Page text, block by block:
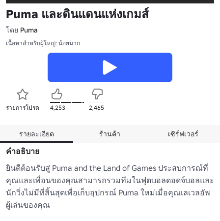
Puma และดินแดนแห่งเกมส์
โดย Puma
เนื้อหาสำหรับผู้ใหญ่: น้อยมาก
รายการโปรด 4,253 2,465
รายละเอียด ร้านค้า เซิร์ฟเวอร์
คำอธิบาย
ยินดีต้อนรับสู่ Puma and the Land of Games ประสบการณ์ที่
คุณและเพื่อนของคุณสามารถรวมทีมในฟุตบอลดอดจ์บอลและ
นักวิ่งไม่มีที่สิ้นสุดเพื่อเก็บอุปกรณ์ Puma ใหม่เมื่อคุณเลเวลอัพ
ผู้เล่นของคุณ